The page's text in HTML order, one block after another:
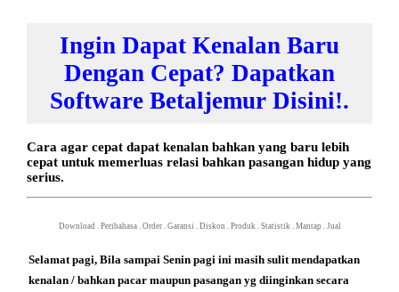
Ingin Dapat Kenalan Baru
Dengan Cepat? Dapatkan
Software Betaljemur Disini!.
Cara agar cepat dapat kenalan bahkan yang baru lebih
cepat untuk memerluas relasi bahkan pasangan hidup yang
serius.
Download . Peribahasa . Order . Garansi . Diskon . Produk . Statistik . Mantap . Jual
Selamat pagi, Bila sampai Senin pagi ini masih sulit mendapatkan
kenalan / bahkan pacar maupun pasangan yg diinginkan secara